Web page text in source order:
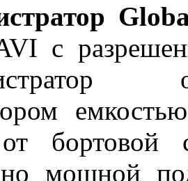
с
от бортовой
мощной